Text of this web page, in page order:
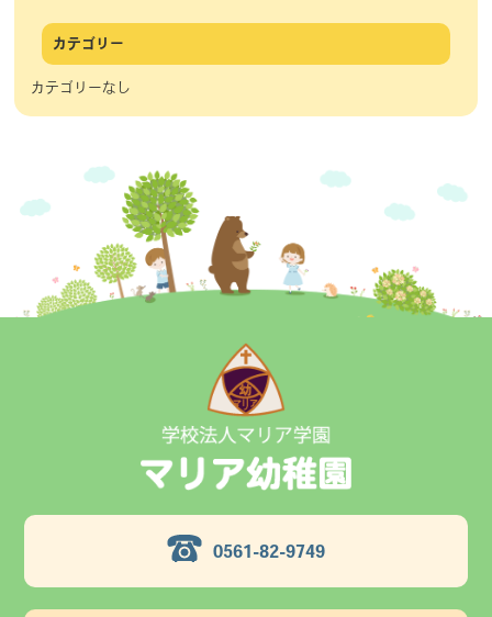
カテゴリー
カテゴリーなし
0561-82-9749